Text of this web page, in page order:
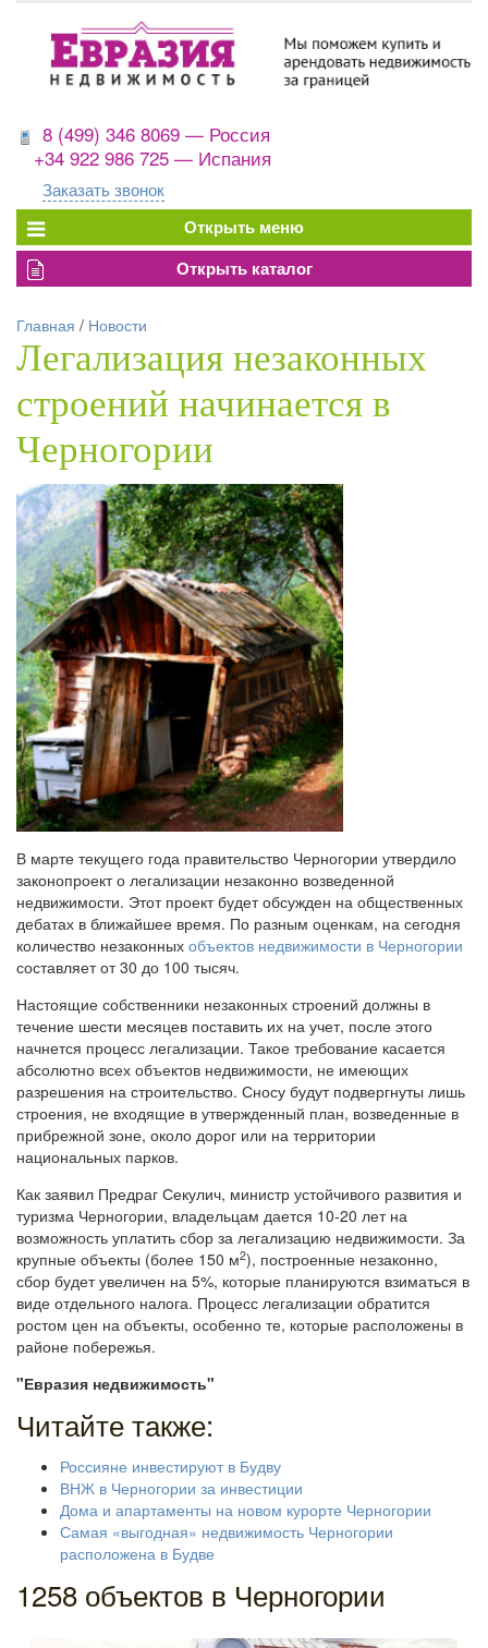
8 (499) 346 8069 — Россия
+34 922 986 725 — Испания
Заказать звонок
Главная / Новости
Легализация незаконных
строений начинается в
Черногории
В марте текущего года правительство Черногории утвердило
законопроект о легализации незаконно возведенной
недвижимости. Этот проект будет обсужден на общественных
дебатах в ближайшее время. По разным оценкам, на сегодня
количество незаконных объектов недвижимости в Черногории
составляет от 30 до 100 тысяч.
Настоящие собственники незаконных строений должны в
течение шести месяцев поставить их на учет, после этого
начнется процесс легализации. Такое требование касается
абсолютно всех объектов недвижимости, не имеющих
разрешения на строительство. Сносу будут подвергнуты лишь
строения, не входящие в утвержденный план, возведенные в
прибрежной зоне, около дорог или на территории
национальных парков.
Как заявил Предраг Секулич, министр устойчивого развития и
туризма Черногории, владельцам дается 10-20 лет на
возможность уплатить сбор за легализацию недвижимости. За
крупные объекты (более 150 м2), построенные незаконно,
сбор будет увеличен на 5%, которые планируются взиматься в
виде отдельного налога. Процесс легализации обратится
ростом цен на объекты, особенно те, которые расположены в
районе побережья.
"Евразия недвижимость"
Читайте также:
Россияне инвестируют в Будву
ВНЖ в Черногории за инвестиции
Дома и апартаменты на новом курорте Черногории
Самая «выгодная» недвижимость Черногории
расположена в Будве
1258 объектов в Черногории